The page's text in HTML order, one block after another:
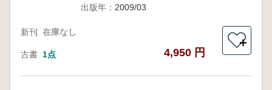
出版年： 2009/03
新刊 在庫なし
古書 1点 4,950 円
＋